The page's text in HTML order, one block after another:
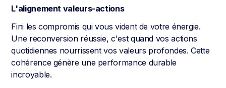
L'alignement valeurs-actions
Fini les compromis qui vous vident de votre énergie.
Une reconversion réussie, c'est quand vos actions
quotidiennes nourrissent vos valeurs profondes. Cette
cohérence génère une performance durable
incroyable.